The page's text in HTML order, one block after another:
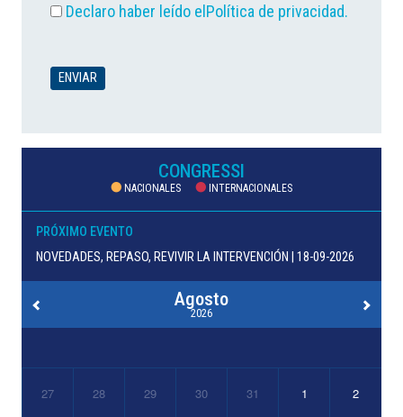
Declaro haber leído el Política de privacidad.
CONGRESSI
NACIONALES INTERNACIONALES
PRÓXIMO EVENTO
NOVEDADES, REPASO, REVIVIR LA INTERVENCIÓN | 18-09-2026
Agosto
2026
27 28 29 30 31 1 2